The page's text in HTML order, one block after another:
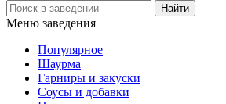
Меню заведения
Популярное
Шаурма
Гарниры и закуски
Соусы и добавки